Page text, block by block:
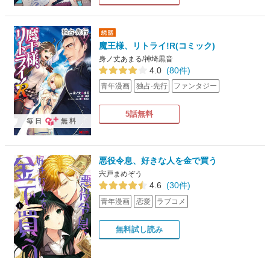
魔王様、リトライ!R(コミック)
身ノ丈あまる/神埼黒音
4.0 (80件)
青年漫画 独占·先行 ファンタジー
5話無料
毎日 無料
悪役令息、好きな人を金で買う
宍戸まめぞう
4.6 (30件)
青年漫画 恋愛 ラブコメ
無料試し読み